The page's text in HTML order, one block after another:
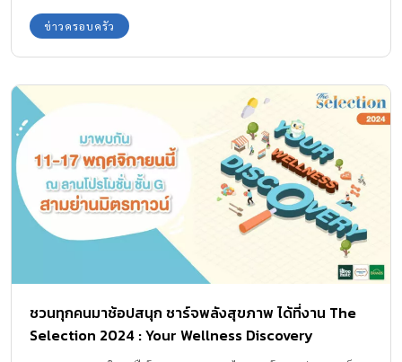
ข่าวครอบครัว
ชวนทุกคนมาช้อปสนุก ชาร์จพลังสุขภาพ ได้ที่งาน The
Selection 2024 : Your Wellness Discovery